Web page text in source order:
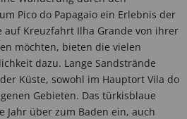
Pico do Papagaio ein Erlebnis der
auf Kreuzfahrt Ilha Grande von ihrer
möchten, bieten die vielen
dazu. Lange Sandstrände
Küste, sowohl im Hauptort Vila do
Gebieten. Das türkisblaue
Jahr über zum Baden ein, auch